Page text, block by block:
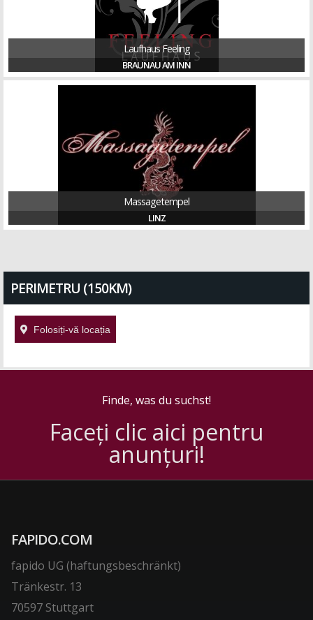
Laufhaus Feeling
BRAUNAU AM INN
Massagetempel
LINZ
PERIMETRU (150KM)
Folosiți-vă locația
Finde, was du suchst!
Faceți clic aici pentru
anunțuri!
FAPIDO.COM
fapido UG (haftungsbeschränkt)
Tränkestr. 13
70597 Stuttgart